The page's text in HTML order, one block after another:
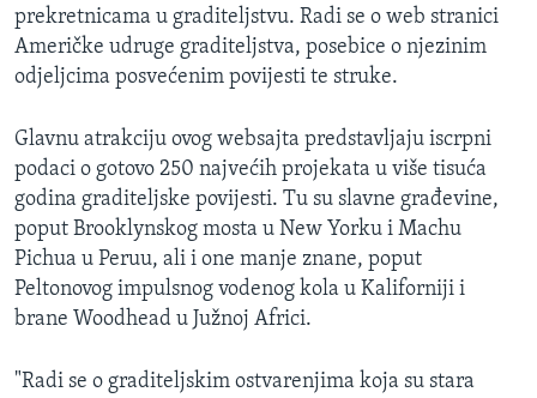
SLOBODA MEDIJA
ŽENSKA STRANA
MAGAZIN
O GLASU AMERIKE
Learning English
PRATITE NAS
prekretnicama u graditeljstvu. Radi se o web stranici
Američke udruge graditeljstva, posebice o njezinim
odjeljcima posvećenim povijesti te struke.
Glavnu atrakciju ovog websajta predstavljaju iscrpni
podaci o gotovo 250 najvećih projekata u više tisuća
godina graditeljske povijesti. Tu su slavne građevine,
poput Brooklynskog mosta u New Yorku i Machu
Pichua u Peruu, ali i one manje znane, poput
Peltonovog impulsnog vodenog kola u Kaliforniji i
brane Woodhead u Južnoj Africi.
"Radi se o graditeljskim ostvarenjima koja su stara